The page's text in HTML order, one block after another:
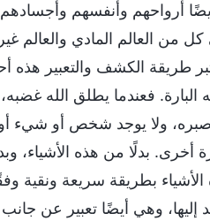
أرواحهم وأنفسهم وأجسادهم
العالم المادي والعالم
طريقة الكشف والتعبير هذه
فعندما يطلق الله
ولا يوجد شخص أو شيء أو
أخرى. بدلًا من هذه
بطريقة سريعة ونقية
وهي أيضًا تعبير عن